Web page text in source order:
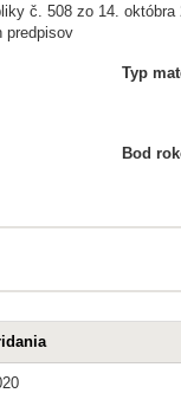
č. 508 zo 14.
predpisov
Typ
Bod